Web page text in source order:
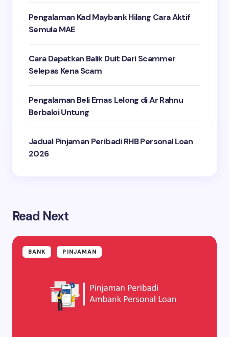
Pengalaman Kad Maybank Hilang Cara Aktif
Semula MAE
Cara Dapatkan Balik Duit Dari Scammer
Selepas Kena Scam
Pengalaman Beli Emas Lelong di Ar Rahnu
Berbaloi Untung
Jadual Pinjaman Peribadi RHB Personal Loan
2026
Read Next
BANK PINJAMAN